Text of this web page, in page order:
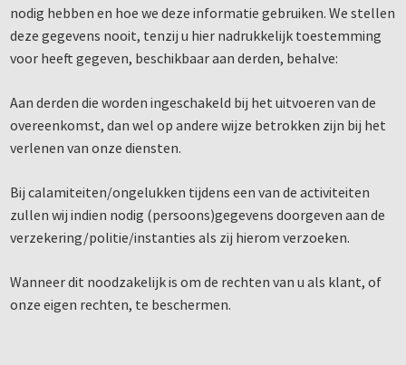
nodig hebben en hoe we deze informatie gebruiken. We stellen
deze gegevens nooit, tenzij u hier nadrukkelijk toestemming
voor heeft gegeven, beschikbaar aan derden, behalve:
Aan derden die worden ingeschakeld bij het uitvoeren van de
overeenkomst, dan wel op andere wijze betrokken zijn bij het
verlenen van onze diensten.
Bij calamiteiten/ongelukken tijdens een van de activiteiten
zullen wij indien nodig (persoons)gegevens doorgeven aan de
verzekering/politie/instanties als zij hierom verzoeken.
Wanneer dit noodzakelijk is om de rechten van u als klant, of
onze eigen rechten, te beschermen.